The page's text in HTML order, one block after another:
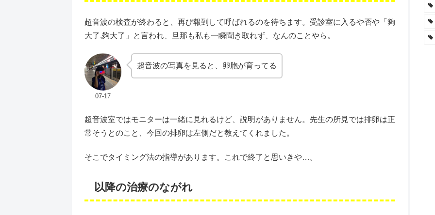
超音波の検査が終わると、再び報到して呼ばれるのを待ちます。受診室に入るや否や「夠
大了,夠大了」と言われ、旦那も私も一瞬聞き取れず、なんのことやら。
07-17
超音波の写真を見ると、卵胞が育ってる
超音波室ではモニターは一緒に見れるけど、説明がありません。先生の所見では排卵は正
常そうとのこと、今回の排卵は左側だと教えてくれました。
そこでタイミング法の指導があります。これで終了と思いきや…。
以降の治療のながれ